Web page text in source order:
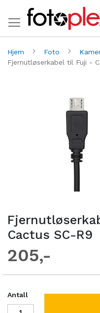
Hjem Foto
Fjernutløserkabel til Fuji -
Cactus SC-R9
205
Antall